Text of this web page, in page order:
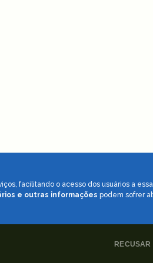
RECUSAR
facilitando o acesso dos usuários a
e outras informações podem sofrer